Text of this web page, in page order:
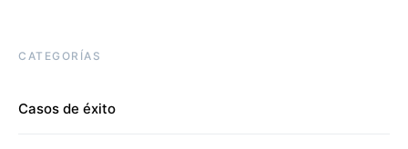
CATEGORÍAS
Casos de éxito